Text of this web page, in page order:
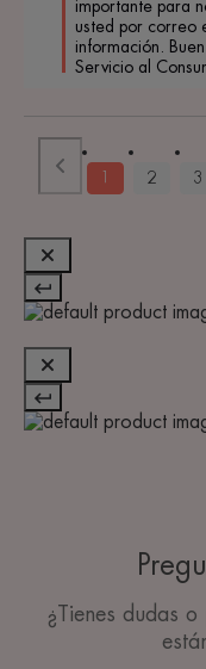
importante para
usted por correo
información.
Servicio al
1 2 3
¿Tienes dudas